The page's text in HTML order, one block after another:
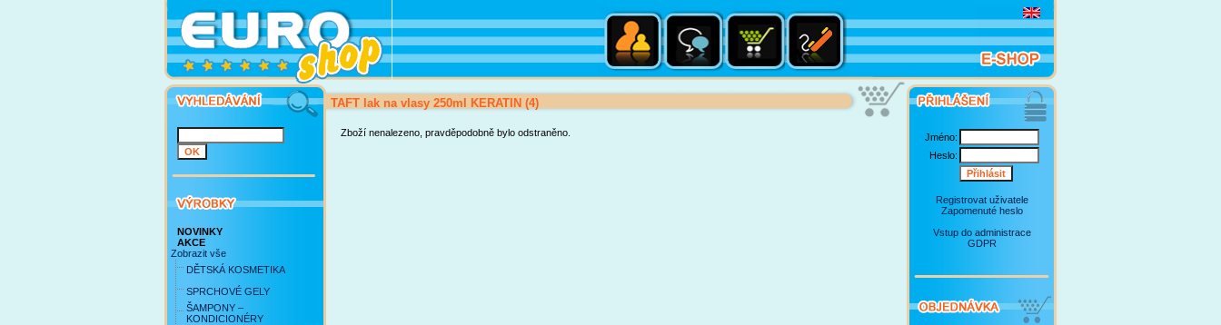
NOVINKY
AKCE
Zobrazit vše
DĚTSKÁ KOSMETIKA
SPRCHOVÉ GELY
ŠAMPONY –
KONDICIONÉRY
TAFT lak na vlasy 250ml KERATIN (4)
Zboží nenalezeno, pravděpodobně bylo odstraněno.
Jméno:
Heslo:
Registrovat uživatele
Zapomenuté heslo
Vstup do administrace
GDPR